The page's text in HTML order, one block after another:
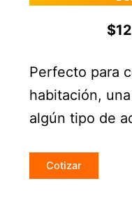
Perfecto para
habitación,
algún tipo de
Cotizar